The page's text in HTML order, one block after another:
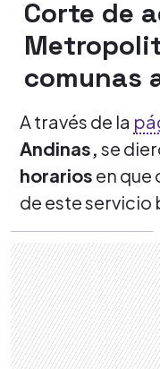
Corte de
comunas
A través de la
Andinas, se
horarios en que
de este servicio